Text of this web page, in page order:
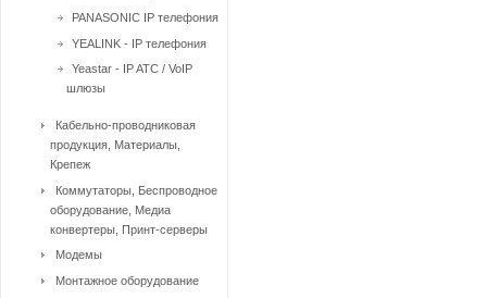
PANASONIC IP телефония
YEALINK - IP телефония
Yeastar - IP ATC / VoIP
шлюзы
Кабельно-проводниковая
продукция, Материалы,
Крепеж
Коммутаторы, Беспроводное
оборудование, Медиа
конвертеры, Принт-серверы
Модемы
Монтажное оборудование